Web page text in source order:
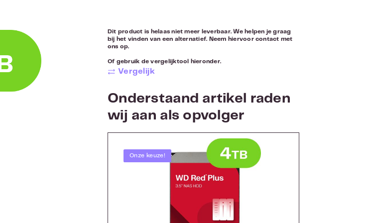
Dit product is helaas niet meer leverbaar. We helpen je graag
bij het vinden van een alternatief. Neem hiervoorcontact met
ons op.
Of gebruik de vergelijktool hieronder.
Vergelijk
Onderstaand artikel raden
wij aan als opvolger
Onze keuze!